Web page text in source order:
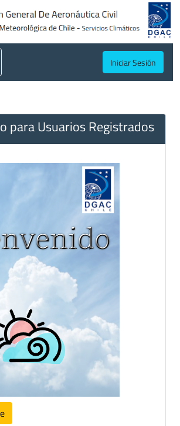
Iniciar Sesión
para Usuarios Registrados